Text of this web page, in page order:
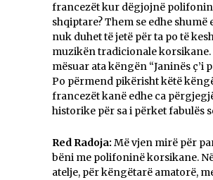
francezët kur dëgjojnë
shqiptare? Them se edhe shumë
nuk duhet të jetë për ta po të
muzikën tradicionale korsikane.
mësuar ata këngën “Janinës ç’i
Po përmend pikërisht këtë
francezët kanë edhe ca
historike për sa i përket fabulës
Red Radoja: Më vjen mirë për
bëni me polifoninë korsikane.
atelje, për këngëtarë amatorë,